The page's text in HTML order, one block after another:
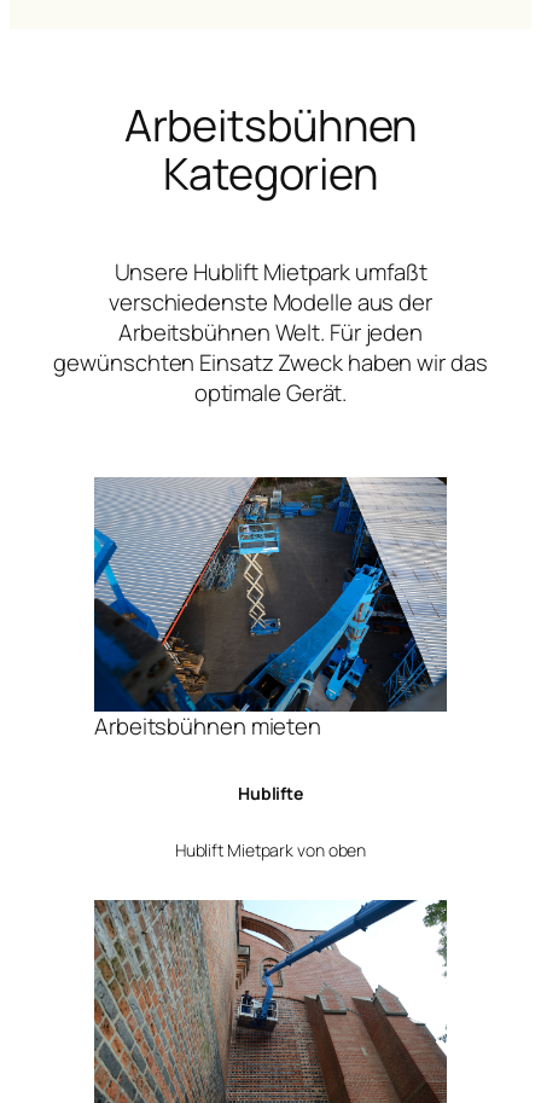
Arbeitsbühnen
Kategorien
Unsere Hublift Mietpark umfaßt
verschiedenste Modelle aus der
Arbeitsbühnen Welt. Für jeden
gewünschten Einsatz Zweck haben wir das
optimale Gerät.
Arbeitsbühnen mieten
Hublifte
Hublift Mietpark von oben